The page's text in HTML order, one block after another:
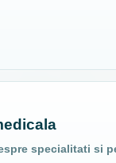
specialitati si